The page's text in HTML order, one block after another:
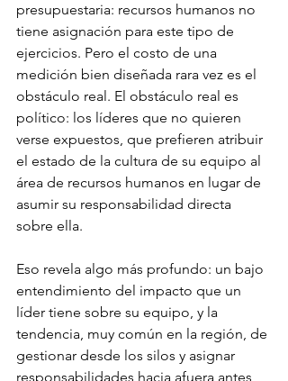
presupuestaria: recursos humanos no
tiene asignación para este tipo de
ejercicios. Pero el costo de una
medición bien diseñada rara vez es el
obstáculo real. El obstáculo real es
político: los líderes que no quieren
verse expuestos, que prefieren atribuir
el estado de la cultura de su equipo al
área de recursos humanos en lugar de
asumir su responsabilidad directa
sobre ella.
Eso revela algo más profundo: un bajo
entendimiento del impacto que un
líder tiene sobre su equipo, y la
tendencia, muy común en la región, de
gestionar desde los silos y asignar
responsabilidades hacia afuera antes